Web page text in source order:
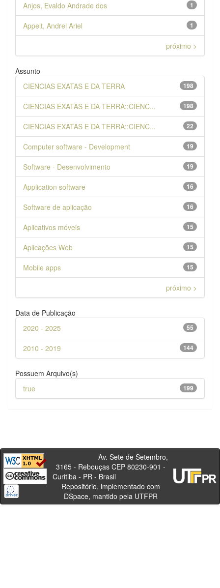
1
Anjos, Evaldo Andrade dos
1
Appelt, Andrei Ariel
próximo >
Assunto
198
CIENCIAS EXATAS E DA TERRA
198
CIENCIAS EXATAS E DA TERRA::CIENC...
22
CIENCIAS EXATAS E DA TERRA::CIENC...
19
Computer software - Development
19
Software - Desenvolvimento
16
Application software
16
Software de aplicação
15
Aplicativos móveis
15
Aplicações Web
15
Mobile apps
próximo >
Data de Publicação
55
2020 - 2025
144
2010 - 2019
Possuem Arquivo(s)
199
true
Av. Sete de Setembro,
3165 - Rebouças CEP 80230-901 -
Curitiba - PR - Brasil
Repositório, implementado com
DSpace, mantido pela UTFPR